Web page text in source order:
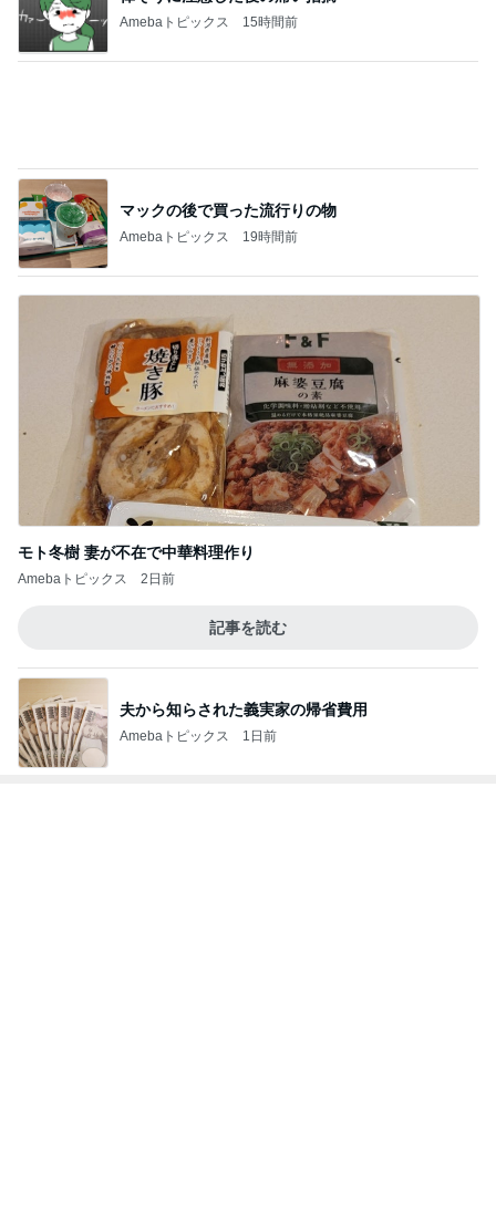
Amebaトピックス 19時間前
モト冬樹 妻が不在で中華料理作り
Amebaトピックス 2日前
記事を読む
夫から知らされた義実家の帰省費用
Amebaトピックス 1日前